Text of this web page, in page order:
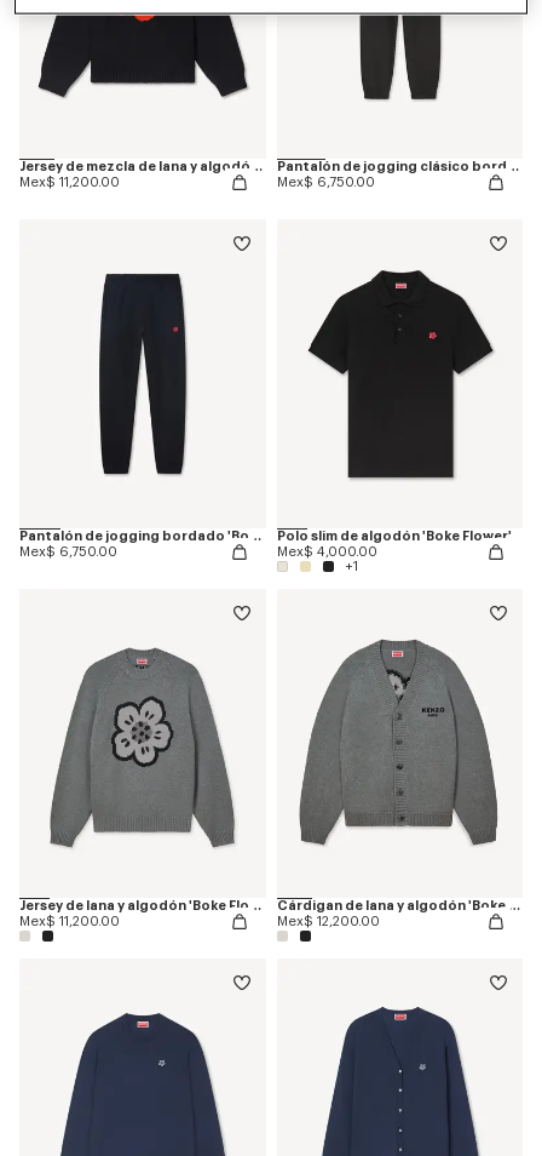
Jersey de mezcla de lana y algodón 'Boke Flower'
Mex$ 11,200.00
Pantalón de jogging clásico bordado 'Boke Flower'
Mex$ 6,750.00
Pantalón de jogging bordado 'Boke Flower'
Mex$ 6,750.00
Polo slim de algodón 'Boke Flower'
Mex$ 4,000.00
+1
Jersey de lana y algodón 'Boke Flower'
Mex$ 11,200.00
Cárdigan de lana y algodón 'Boke Flower'
Mex$ 12,200.00